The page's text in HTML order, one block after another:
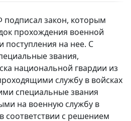
подписал закон, которым
прохождения военной
поступления на нее. С
звания,
национальной гвардии из
службу в войсках
специальные звания
на военную службу в
соответствии с решением